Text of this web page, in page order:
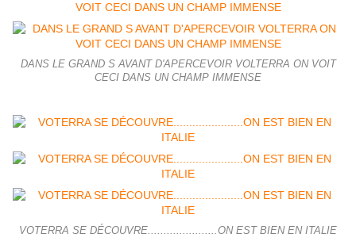
DANS LE GRAND S AVANT D'APERCEVOIR VOLTERRA ON VOIT
CECI DANS UN CHAMP IMMENSE
VOTERRA SE DÉCOUVRE......................ON EST BIEN EN ITALIE